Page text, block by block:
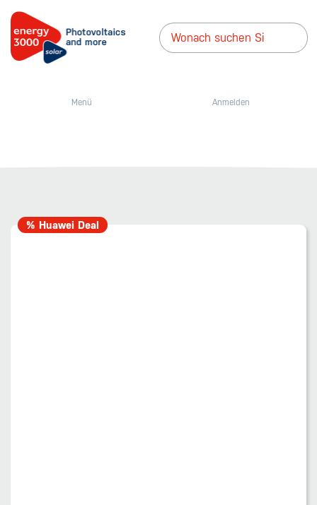
Menü Anmelden
% Huawei Deal